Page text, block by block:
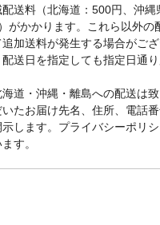
送料（北海道：500円、沖縄
がかかります。これら以外の
加送料が発生する場合がござ
送日を指定しても指定日通
道・沖縄・離島への配送は致
いたお届け先名、住所、電話
します。プライバシーポリ
す。